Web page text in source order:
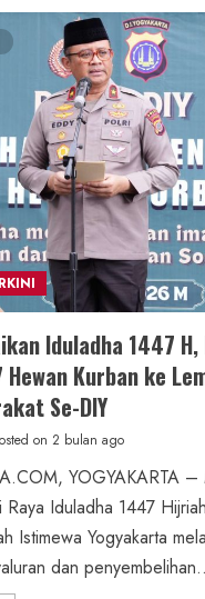
Jamaah
Ja’far
Thalib
Sembelih
10
Kambing:
Wujud
Iduladha 1447 H,
Hewan Kurban ke
Se-DIY
on 2 bulan ago
YOGYAKARTA –
Iduladha 1447
Istimewa Yogyakarta
dan